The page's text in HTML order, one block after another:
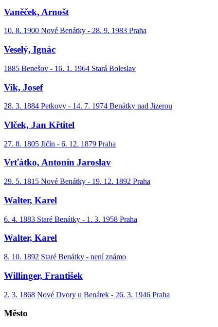
Vaněček, Arnošt
10. 8. 1900 Nové Benátky - 28. 9. 1983 Praha
Veselý, Ignác
1885 Benešov - 16. 1. 1964 Stará Boleslav
Vik, Josef
28. 3. 1884 Petkovy - 14. 7. 1974 Benátky nad Jizerou
Vlček, Jan Křtitel
27. 8. 1805 Jičín - 6. 12. 1879 Praha
Vrťátko, Antonín Jaroslav
29. 5. 1815 Nové Benátky - 19. 12. 1892 Praha
Walter, Karel
6. 4. 1883 Staré Benátky - 1. 3. 1958 Praha
Walter, Karel
8. 10. 1892 Staré Benátky - není známo
Willinger, František
2. 3. 1868 Nové Dvory u Benátek - 26. 3. 1946 Praha
Město